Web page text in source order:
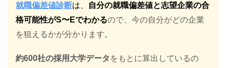
就職偏差値診断は、
自分の就職偏差値と志望企業の合
格可能性がS〜Eでわかるので、今の自分がどの企業
を狙えるかが分かります。
約600社の採用大学データ をもとに算出しているの